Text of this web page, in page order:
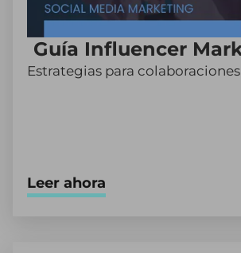
Guía Influencer
Estrategias para
Leer ahora